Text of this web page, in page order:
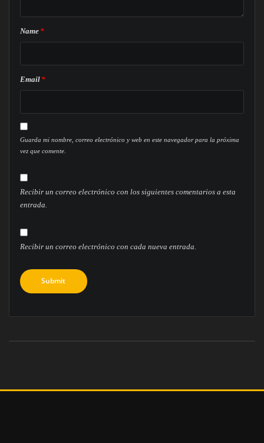
Name *
Email *
Guarda mi nombre, correo electrónico y web en este navegador para la próxima
vez que comente.
Recibir un correo electrónico con los siguientes comentarios a esta
entrada.
Recibir un correo electrónico con cada nueva entrada.